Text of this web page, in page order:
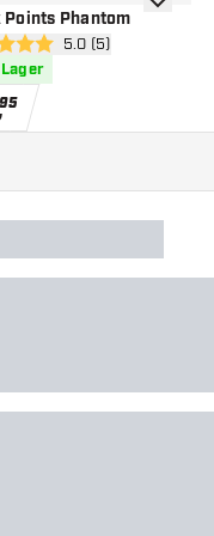
hinzufügen
Points Phantom
Bewertungsbereich
5.0 (5)
95
Zur